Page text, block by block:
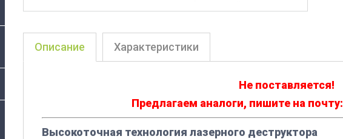
Описание
Не поставляется!
Предлагаем аналоги, пишите на почту:
Высокоточная технология лазерного деструктора
Характеристики